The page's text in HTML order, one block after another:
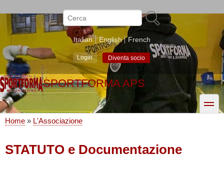
al
contenuto
principale
Cerca
Italian English French
Login Diventa socio
SPORTFORMA APS
toggle
di
Home L'Associazione
STATUTO e Documentazione